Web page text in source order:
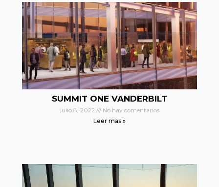
SUMMIT ONE VANDERBILT
julio 8, 2022
No hay comentarios
Leer mas »